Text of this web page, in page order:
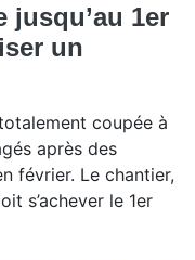
jusqu’au 1er
un
coupée à
après des
février. Le chantier,
s’achever le 1er